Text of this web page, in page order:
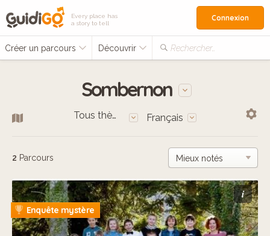
Every place has
a story to tell
Créer un parcours Découvrir Rechercher…
Connexion
Sombernon
Tous thèmes Français
2 Parcours
i
Enquête mystère